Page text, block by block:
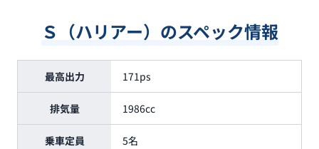
Ｓ（ハリアー）のスペック情報
最高出力 171ps
排気量 1986cc
乗車定員 5名